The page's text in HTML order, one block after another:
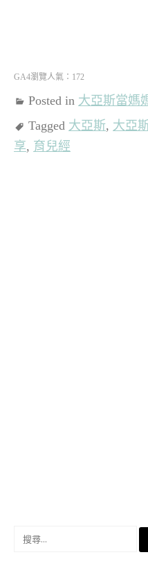
GA4瀏覽人氣：172
Posted in 大亞斯當媽
Tagged 大亞斯, 大亞
享, 育兒經